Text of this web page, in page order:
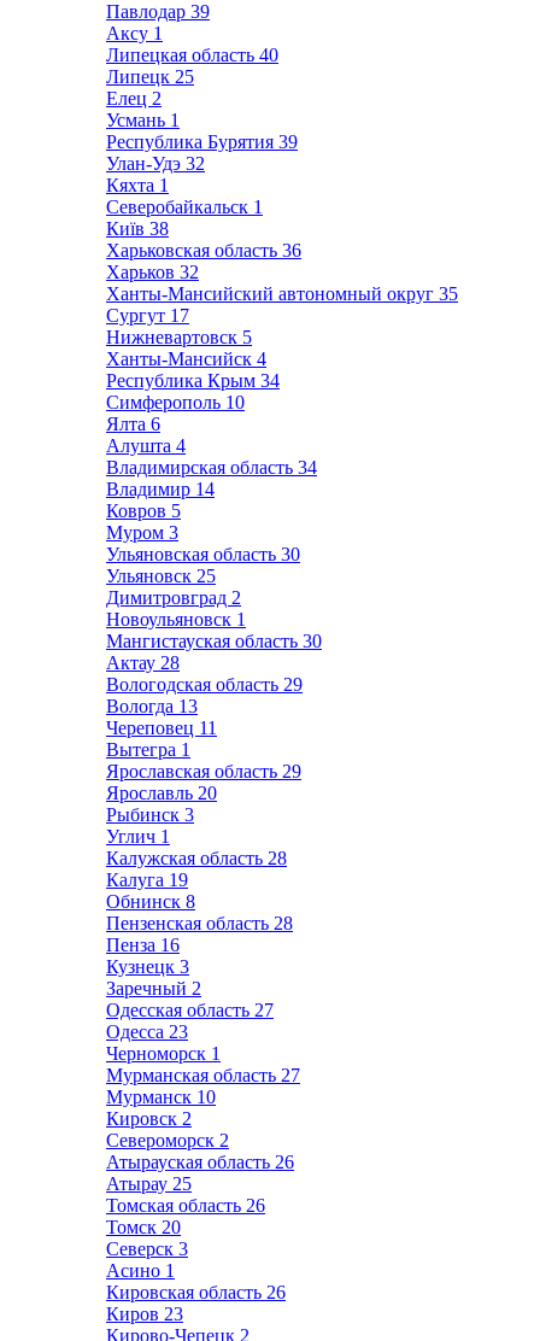
Павлодар 39
Аксу 1
Липецкая область 40
Липецк 25
Елец 2
Усмань 1
Республика Бурятия 39
Улан-Удэ 32
Кяхта 1
Северобайкальск 1
Київ 38
Харьковская область 36
Харьков 32
Ханты-Мансийский автономный округ 35
Сургут 17
Нижневартовск 5
Ханты-Мансийск 4
Республика Крым 34
Симферополь 10
Ялта 6
Алушта 4
Владимирская область 34
Владимир 14
Ковров 5
Муром 3
Ульяновская область 30
Ульяновск 25
Димитровград 2
Новоульяновск 1
Мангистауская область 30
Актау 28
Вологодская область 29
Вологда 13
Череповец 11
Вытегра 1
Ярославская область 29
Ярославль 20
Рыбинск 3
Углич 1
Калужская область 28
Калуга 19
Обнинск 8
Пензенская область 28
Пенза 16
Кузнецк 3
Заречный 2
Одесская область 27
Одесса 23
Черноморск 1
Мурманская область 27
Мурманск 10
Кировск 2
Североморск 2
Атырауская область 26
Атырау 25
Томская область 26
Томск 20
Северск 3
Асино 1
Кировская область 26
Киров 23
Кирово-Чепецк 2